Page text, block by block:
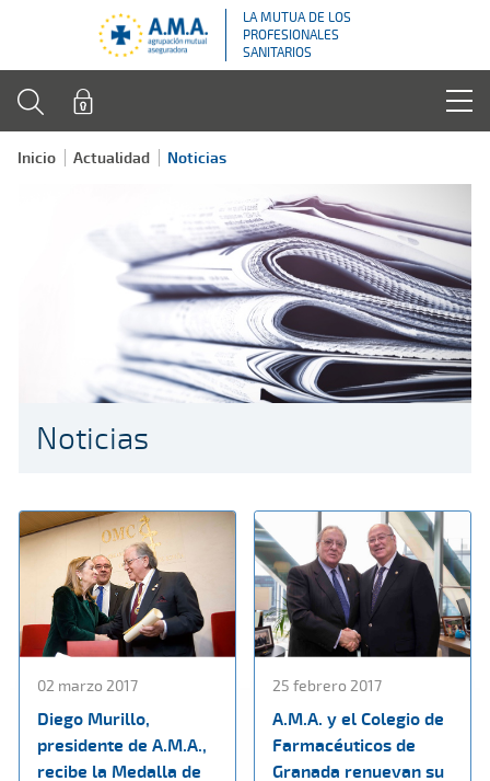
LA MUTUA DE LOS
PROFESIONALES
SANITARIOS
Inicio Actualidad Noticias
Noticias
02 marzo 2017
Diego Murillo,
presidente de A.M.A.,
recibe la Medalla de
25 febrero 2017
A.M.A. y el Colegio de
Farmacéuticos de
Granada renuevan su